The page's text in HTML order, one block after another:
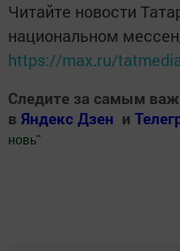
Читайте новости
национальном
https://max.ru/
Следите за самым
в Яндекс Дзен и
новь"